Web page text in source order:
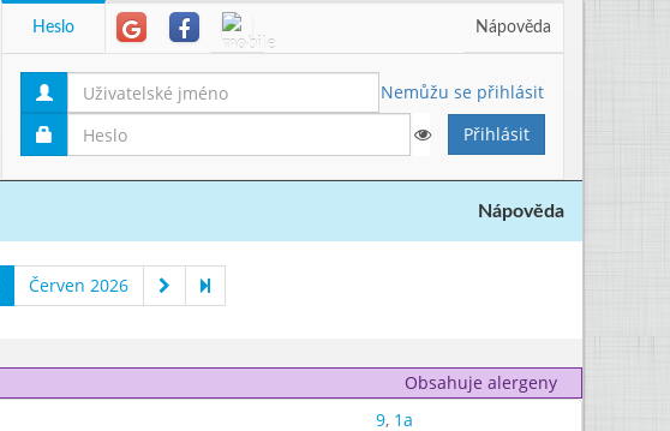
Heslo Nápověda
Nemůžu se přihlásit
Nápověda
Červen 2026
Obsahuje alergeny
9, 1a